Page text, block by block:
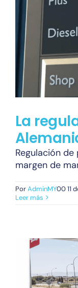
La
Regulación
margen de
PorAdminMY00 11
Leer más